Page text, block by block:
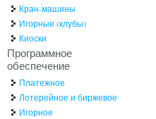
Кран-машины
Игорные (клубы)
Киоски
Программное
обеспечение
Платежное
Лотерейное и биржевое
Игорное